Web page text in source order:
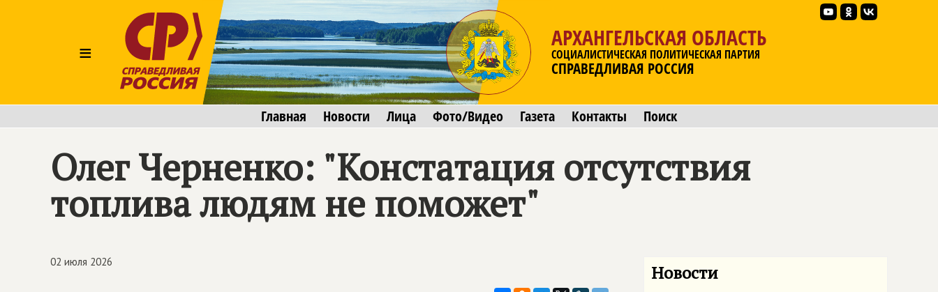
≡
АРХАНГЕЛЬСКАЯ ОБЛАСТЬ
СОЦИАЛИСТИЧЕСКАЯ ПОЛИТИЧЕСКАЯ ПАРТИЯ
СПРАВЕДЛИВАЯ РОССИЯ
Главная Новости Лица Фото/Видео Газета Контакты Поиск
Олег Черненко: "Констатация отсутствия
топлива людям не поможет"
02 июля 2026 Новости